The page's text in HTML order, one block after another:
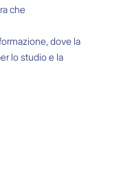
che
dove la
lo studio e la